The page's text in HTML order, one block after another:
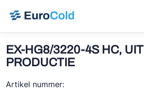
info@eurocold.nl
Merken
BOCK
Koudemiddelen
Diensten
Nieuws
Over ons
EX-HG8/3220-4S HC, UIT
PRODUCTIE
Artikel nummer: